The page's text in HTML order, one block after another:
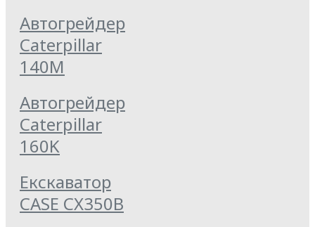
Автогрейдер
Caterpillar
140M
Автогрейдер
Caterpillar
160K
Екскаватор
CASE CX350B